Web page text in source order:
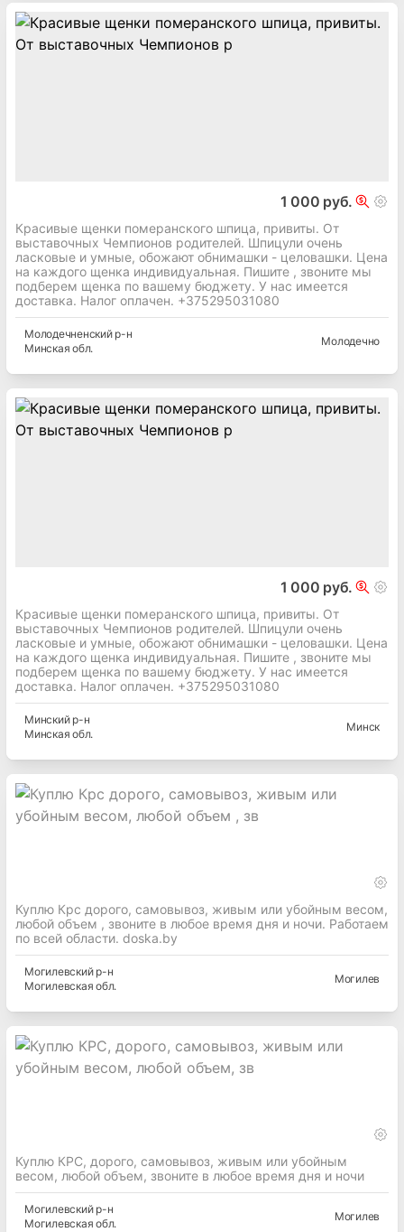
1 000 руб.
Красивые щенки померанского шпица, привиты. От
выставочных Чемпионов родителей. Шпицули очень
ласковые и умные, обожают обнимашки - целовашки. Цена
на каждого щенка индивидуальная. Пишите , звоните мы
подберем щенка по вашему бюджету. У нас имеется
доставка. Налог оплачен. +375295031080
Молодечненскийр-н
Минская обл.
Молодечно
1 000 руб.
Красивые щенки померанского шпица, привиты. От
выставочных Чемпионов родителей. Шпицули очень
ласковые и умные, обожают обнимашки - целовашки. Цена
на каждого щенка индивидуальная. Пишите , звоните мы
подберем щенка по вашему бюджету. У нас имеется
доставка. Налог оплачен. +375295031080
Минскийр-н
Минская обл.
Минск
Куплю Крс дорого, самовывоз, живым или убойным весом,
любой объем , звоните в любое время дня и ночи. Работаем
по всей области. doska.by
Могилевскийр-н
Могилевская обл.
Могилев
Куплю КРС, дорого, самовывоз, живым или убойным
весом, любой объем, звоните в любое время дня и ночи
Могилевскийр-н
Могилевская обл.
Могилев